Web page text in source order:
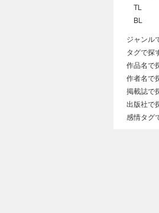
TL
BL
ジャンル
タグで探
作品名で
作者名で
掲載誌で
出版社で
感情タグ